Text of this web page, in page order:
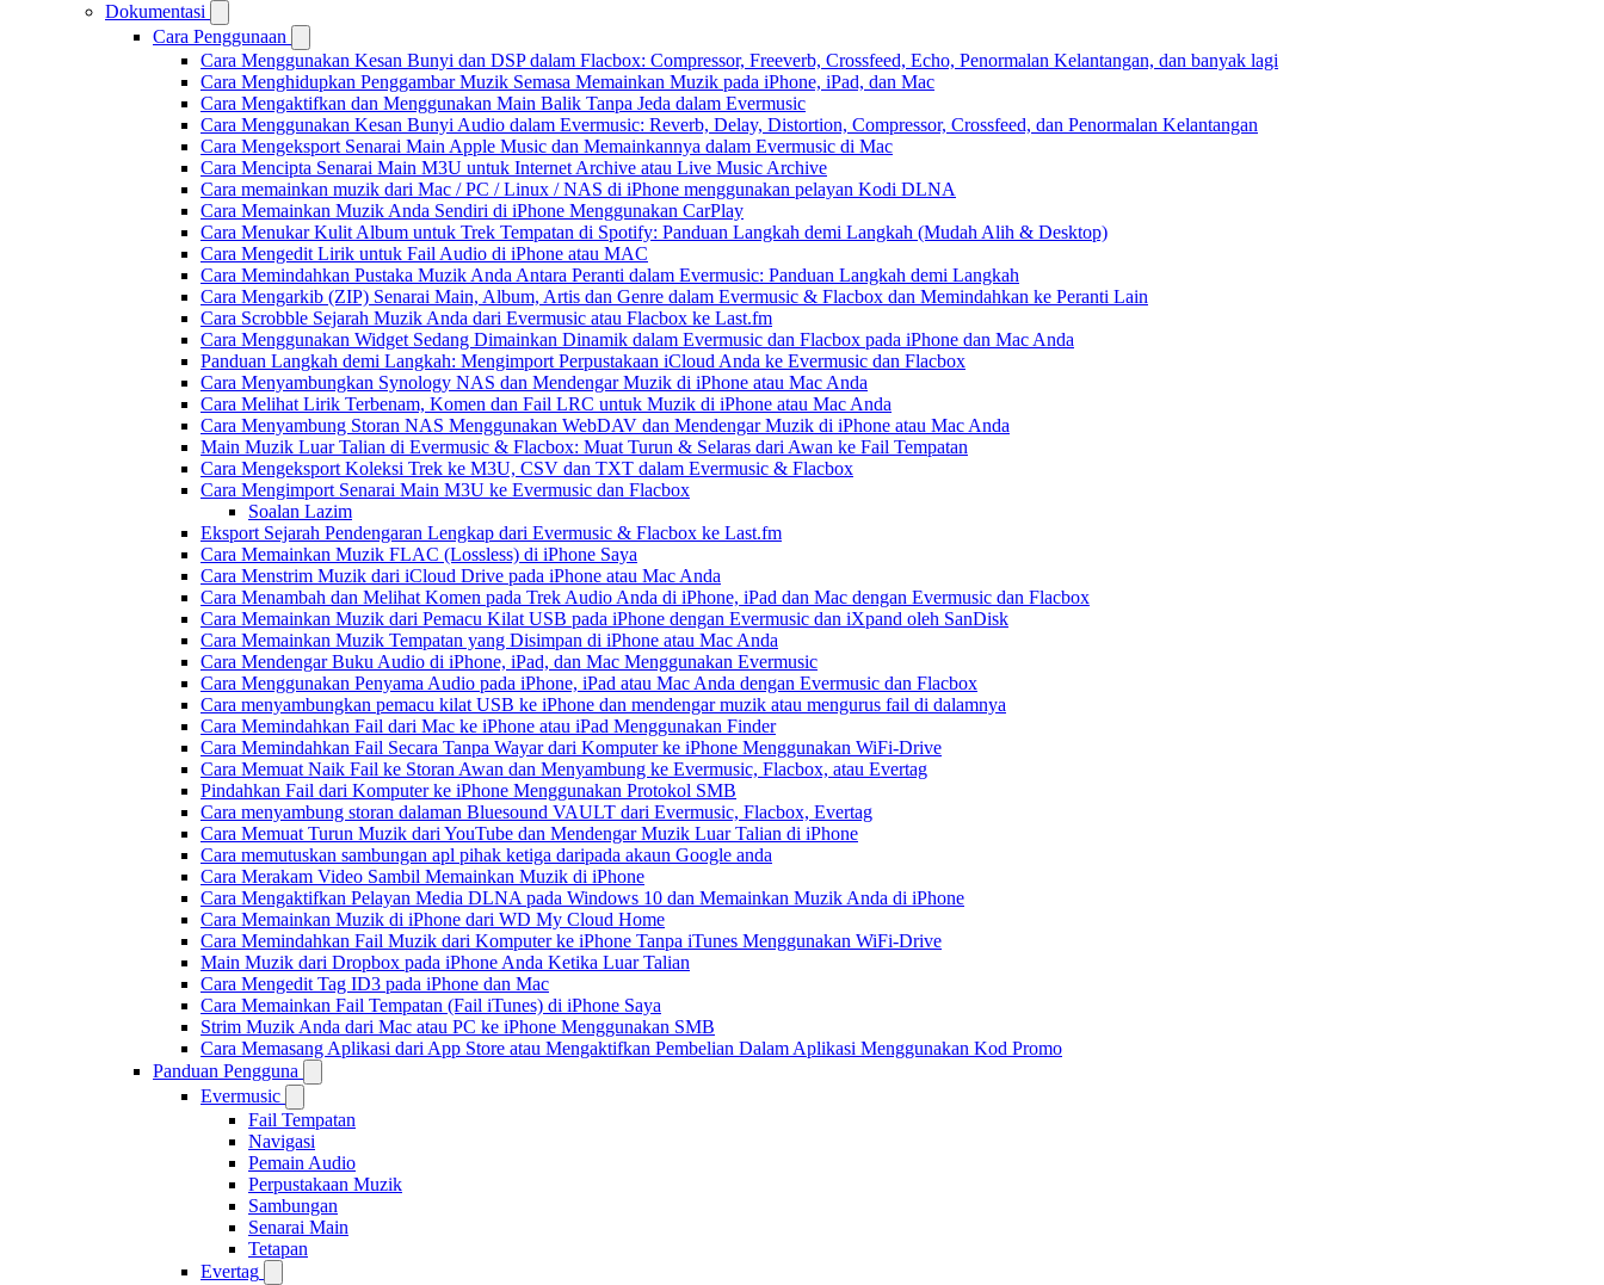
Dokumentasi
Cara Penggunaan
Cara Menggunakan Kesan Bunyi dan DSP dalam Flacbox: Compressor, Freeverb, Crossfeed, Echo, Penormalan Kelantangan, dan banyak lagi
Cara Menghidupkan Penggambar Muzik Semasa Memainkan Muzik pada iPhone, iPad, dan Mac
Cara Mengaktifkan dan Menggunakan Main Balik Tanpa Jeda dalam Evermusic
Cara Menggunakan Kesan Bunyi Audio dalam Evermusic: Reverb, Delay, Distortion, Compressor, Crossfeed, dan Penormalan Kelantangan
Cara Mengeksport Senarai Main Apple Music dan Memainkannya dalam Evermusic di Mac
Cara Mencipta Senarai Main M3U untuk Internet Archive atau Live Music Archive
Cara memainkan muzik dari Mac / PC / Linux / NAS di iPhone menggunakan pelayan Kodi DLNA
Cara Memainkan Muzik Anda Sendiri di iPhone Menggunakan CarPlay
Cara Menukar Kulit Album untuk Trek Tempatan di Spotify: Panduan Langkah demi Langkah (Mudah Alih & Desktop)
Cara Mengedit Lirik untuk Fail Audio di iPhone atau MAC
Cara Memindahkan Pustaka Muzik Anda Antara Peranti dalam Evermusic: Panduan Langkah demi Langkah
Cara Mengarkib (ZIP) Senarai Main, Album, Artis dan Genre dalam Evermusic & Flacbox dan Memindahkan ke Peranti Lain
Cara Scrobble Sejarah Muzik Anda dari Evermusic atau Flacbox ke Last.fm
Cara Menggunakan Widget Sedang Dimainkan Dinamik dalam Evermusic dan Flacbox pada iPhone dan Mac Anda
Panduan Langkah demi Langkah: Mengimport Perpustakaan iCloud Anda ke Evermusic dan Flacbox
Cara Menyambungkan Synology NAS dan Mendengar Muzik di iPhone atau Mac Anda
Cara Melihat Lirik Terbenam, Komen dan Fail LRC untuk Muzik di iPhone atau Mac Anda
Cara Menyambung Storan NAS Menggunakan WebDAV dan Mendengar Muzik di iPhone atau Mac Anda
Main Muzik Luar Talian di Evermusic & Flacbox: Muat Turun & Selaras dari Awan ke Fail Tempatan
Cara Mengeksport Koleksi Trek ke M3U, CSV dan TXT dalam Evermusic & Flacbox
Cara Mengimport Senarai Main M3U ke Evermusic dan Flacbox
Soalan Lazim
Eksport Sejarah Pendengaran Lengkap dari Evermusic & Flacbox ke Last.fm
Cara Memainkan Muzik FLAC (Lossless) di iPhone Saya
Cara Menstrim Muzik dari iCloud Drive pada iPhone atau Mac Anda
Cara Menambah dan Melihat Komen pada Trek Audio Anda di iPhone, iPad dan Mac dengan Evermusic dan Flacbox
Cara Memainkan Muzik dari Pemacu Kilat USB pada iPhone dengan Evermusic dan iXpand oleh SanDisk
Cara Memainkan Muzik Tempatan yang Disimpan di iPhone atau Mac Anda
Cara Mendengar Buku Audio di iPhone, iPad, dan Mac Menggunakan Evermusic
Cara Menggunakan Penyama Audio pada iPhone, iPad atau Mac Anda dengan Evermusic dan Flacbox
Cara menyambungkan pemacu kilat USB ke iPhone dan mendengar muzik atau mengurus fail di dalamnya
Cara Memindahkan Fail dari Mac ke iPhone atau iPad Menggunakan Finder
Cara Memindahkan Fail Secara Tanpa Wayar dari Komputer ke iPhone Menggunakan WiFi-Drive
Cara Memuat Naik Fail ke Storan Awan dan Menyambung ke Evermusic, Flacbox, atau Evertag
Pindahkan Fail dari Komputer ke iPhone Menggunakan Protokol SMB
Cara menyambung storan dalaman Bluesound VAULT dari Evermusic, Flacbox, Evertag
Cara Memuat Turun Muzik dari YouTube dan Mendengar Muzik Luar Talian di iPhone
Cara memutuskan sambungan apl pihak ketiga daripada akaun Google anda
Cara Merakam Video Sambil Memainkan Muzik di iPhone
Cara Mengaktifkan Pelayan Media DLNA pada Windows 10 dan Memainkan Muzik Anda di iPhone
Cara Memainkan Muzik di iPhone dari WD My Cloud Home
Cara Memindahkan Fail Muzik dari Komputer ke iPhone Tanpa iTunes Menggunakan WiFi-Drive
Main Muzik dari Dropbox pada iPhone Anda Ketika Luar Talian
Cara Mengedit Tag ID3 pada iPhone dan Mac
Cara Memainkan Fail Tempatan (Fail iTunes) di iPhone Saya
Strim Muzik Anda dari Mac atau PC ke iPhone Menggunakan SMB
Cara Memasang Aplikasi dari App Store atau Mengaktifkan Pembelian Dalam Aplikasi Menggunakan Kod Promo
Panduan Pengguna
Evermusic
Fail Tempatan
Navigasi
Pemain Audio
Perpustakaan Muzik
Sambungan
Senarai Main
Tetapan
Evertag